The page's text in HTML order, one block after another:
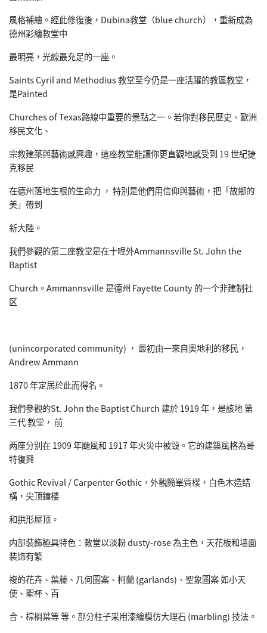
風格補繪。經此修復後，Dubina教堂（blue church），重新成為
德州彩繪教堂中
最明亮，光線最充足的一座。
Saints Cyril and Methodius 教堂至今仍是一座活躍的教區教堂，
是Painted
Churches of Texas路線中重要的景點之一。若你對移民歷史、歐洲
移民文化、
宗教建築與藝術感興趣，這座教堂能讓你更直觀地感受到 19 世紀捷
克移民
在德州落地生根的生命力 ， 特別是他們用信仰與藝術，把「故鄉的
美」帶到
新大陸。
我們參觀的第二座教堂是在十哩外Ammannsville St. John the
Baptist
Church。Ammannsville 是德州 Fayette County 的一个非建制社
区
(unincorporated community) ， 最初由一來自奧地利的移民，
Andrew Ammann
1870 年定居於此而得名。
我們參觀的St. John the Baptist Church 建於 1919 年，是該地 第
三代 教堂， 前
两座分别在 1909 年颱風和 1917 年火災中被毁。它的建築風格為哥
特復興
Gothic Revival / Carpenter Gothic，外觀簡單質樸，白色木造结
構，尖顶鐘楼
和拱形屋顶。
内部装飾極具特色：教堂以淡粉 dusty-rose 為主色，天花板和墙面
装饰有繁
複的花卉、葉藤、几何圖案、柯蘭 (garlands)、聖象圖案 如小天
使、聖杯、百
合、棕榈葉等 等。部分柱子采用漆繪模仿大理石 (marbling) 技法。